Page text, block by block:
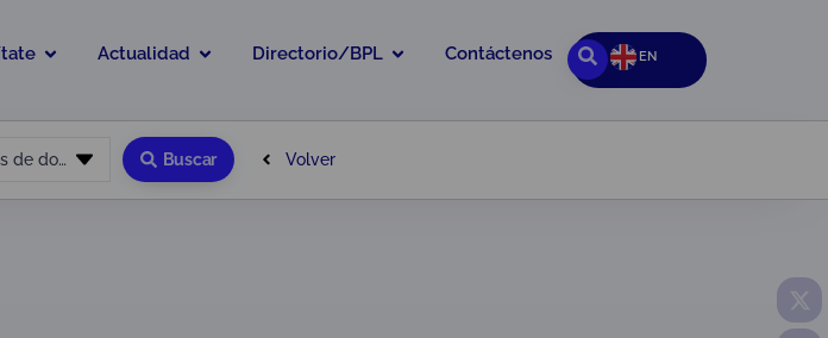
Actualidad Directorio/BPL Contáctenos EN
Todos los tipos de documento Buscar Volver